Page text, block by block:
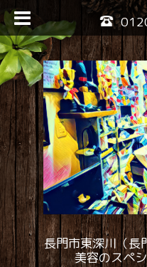
長門市東深川（長
美容のスペ